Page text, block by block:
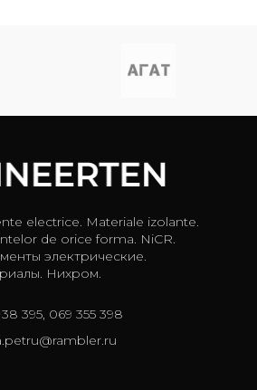
electrice. Materiale izolante.
de orice forma. NiCR.
электрические.
Нихром.
395, 069 355 398